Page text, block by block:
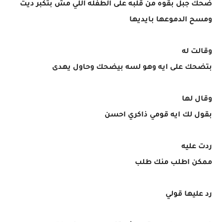
ضحك جبل بقوه من قلبه على الطفله اللي مش بتكبر ديت
ومسح الدموعها بايديها
وقالت له
بتضحك على ايه وهو لسه بيضحك وحاول يهدى
وقال لها
بقول لك ايه قومي ذاكري احسن
ردت عليه
ممكن اطلب منك طلب
رد عليها قولي